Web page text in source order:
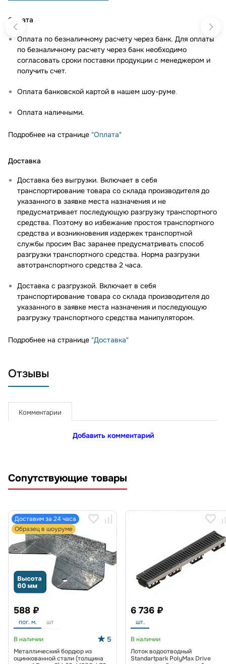
Оплата
Оплата по безналичному расчету через банк. Для оплаты
по безналичному расчету через банк необходимо
согласовать сроки поставки продукции с менеджером и
получить счет.
Оплата банковской картой в нашем шоу-руме.
Оплата наличными.
Подробнее на странице "Оплата"
Доставка
Доставка без выгрузки. Включает в себя
транспортирование товара со склада производителя до
указанного в заявке места назначения и не
предусматривает последующую разгрузку транспортного
средства. Поэтому во избежание простоя транспортного
средства и возникновения издержек транспортной
службы просим Вас заранее предусматривать способ
разгрузки транспортного средства. Норма разгрузки
автотранспортного средства 2 часа.
Доставка с разгрузкой. Включает в себя
транспортирование товара со склада производителя до
указанного в заявке места назначения и последующую
разгрузку транспортного средства манипулятором.
Подробнее на странице "Доставка"
Отзывы
Комментарии
Добавить комментарий
Сопутствующие товары
Доставим за 24 часа
Образец в шоуруме
588 ₽
пог. м. шт
В наличии 5
Металлический бордюр из
оцинкованной стали (толщина
6 736 ₽
шт.
В наличии
Лоток водоотводный
Standartpark PolyMax Drive